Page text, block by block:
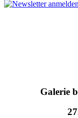
Galerie